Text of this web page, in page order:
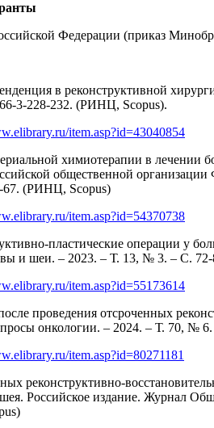
Федерации (приказ
в реконструктивной
3-228-232. (РИНЦ, Scopus).
item.asp?id=43040854
химиотерапии в
общественной
67. (РИНЦ, Scopus)
item.asp?id=54370738
пластические операции у
и шеи. – 2023. – Т. 13, № 3. – С.
item.asp?id=55173614
проведения отсроченных
онкологии. – 2024. – Т. 70, №
item.asp?id=80271181
реконструктивно-
Российское издание. Журнал